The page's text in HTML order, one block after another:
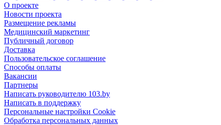
О проекте
Новости проекта
Размещение рекламы
Медицинский маркетинг
Публичный договор
Доставка
Пользовательское соглашение
Способы оплаты
Вакансии
Партнеры
Написать руководителю 103.by
Написать в поддержку
Персональные настройки Cookie
Обработка персональных данных